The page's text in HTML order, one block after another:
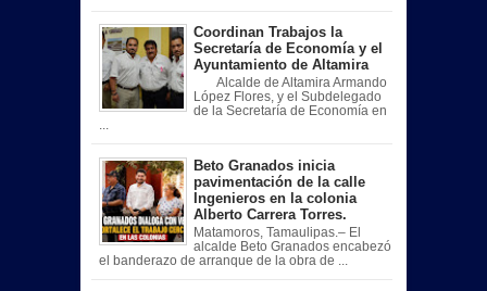
Coordinan Trabajos la
Secretaría de Economía y el
Ayuntamiento de Altamira
Alcalde de Altamira Armando
López Flores, y el Subdelegado
de la Secretaría de Economía en
Beto Granados inicia
pavimentación de la calle
Ingenieros en la colonia
Alberto Carrera Torres.
Matamoros, Tamaulipas.– El
alcalde Beto Granados encabezó
el banderazo de arranque de la obra de ...